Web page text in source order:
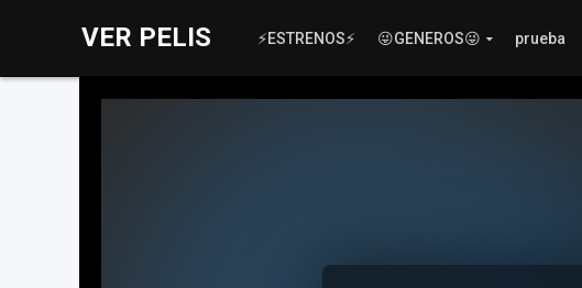
VER PELIS ⚡ESTRENOS⚡ 😜GENEROS😜 prueba